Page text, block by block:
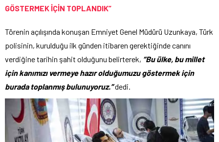
GÖSTERMEK İÇİN TOPLANDIK”
Törenin açılışında konuşan Emniyet Genel Müdürü Uzunkaya, Türk
polisinin, kurulduğu ilk günden itibaren gerektiğinde canını
verdiğine tarihin şahit olduğunu belirterek, “Bu ülke, bu millet
için kanımızı vermeye hazır olduğumuzu göstermek için
burada toplanmış bulunuyoruz.”dedi.